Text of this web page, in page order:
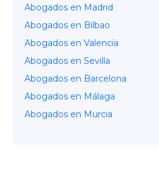
Abogados en Madrid
Abogados en Bilbao
Abogados en Valencia
Abogados en Sevilla
Abogados en Barcelona
Abogados en Málaga
Abogados en Murcia